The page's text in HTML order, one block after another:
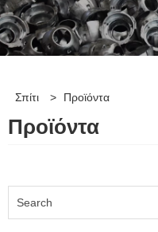
Σπίτι > Προϊόντα
Προϊόντα